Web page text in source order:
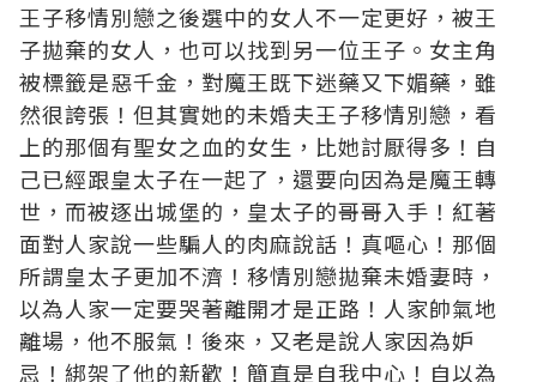
王子移情別戀之後選中的女人不一定更好，被王
子拋棄的女人，也可以找到另一位王子。女主角
被標籤是惡千金，對魔王既下迷藥又下媚藥，雖
然很誇張！但其實她的未婚夫王子移情別戀，看
上的那個有聖女之血的女生，比她討厭得多！自
己已經跟皇太子在一起了，還要向因為是魔王轉
世，而被逐出城堡的，皇太子的哥哥入手！紅著
面對人家說一些騙人的肉麻說話！真嘔心！那個
所謂皇太子更加不濟！移情別戀拋棄未婚妻時，
以為人家一定要哭著離開才是正路！人家帥氣地
離場，他不服氣！後來，又老是說人家因為妒
忌！綁架了他的新歡！簡直是自我中心！自以為